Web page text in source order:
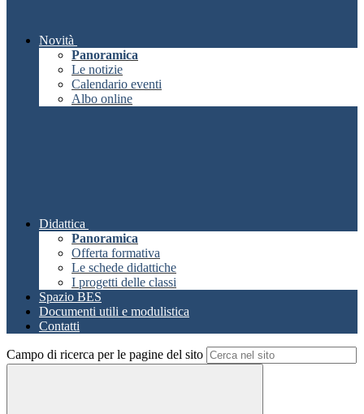
Novità
Panoramica
Le notizie
Calendario eventi
Albo online
Didattica
Panoramica
Offerta formativa
Le schede didattiche
I progetti delle classi
Spazio BES
Documenti utili e modulistica
Contatti
Campo di ricerca per le pagine del sito